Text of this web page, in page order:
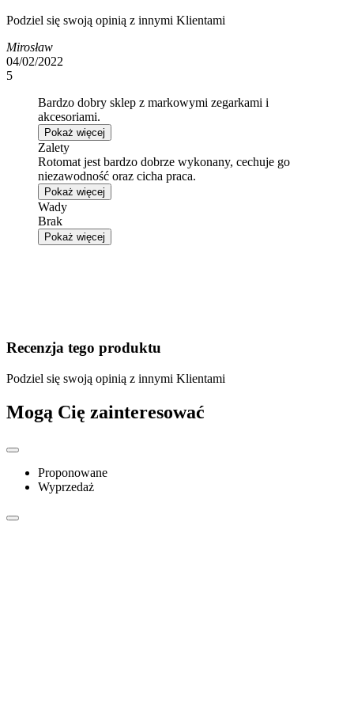
Podziel się swoją opinią z innymi Klientami
Mirosław
04/02/2022
5
Bardzo dobry sklep z markowymi zegarkami i
akcesoriami.
Pokaż więcej
Zalety
Rotomat jest bardzo dobrze wykonany, cechuje go
niezawodność oraz cicha praca.
Pokaż więcej
Wady
Brak
Pokaż więcej
Recenzja tego produktu
Podziel się swoją opinią z innymi Klientami
Mogą Cię zainteresować
Proponowane
Wyprzedaż